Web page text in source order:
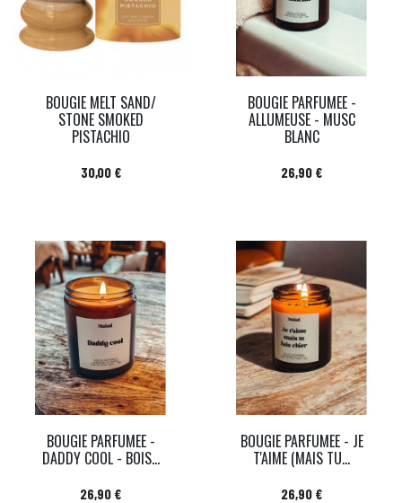
BOUGIE MELT SAND/
STONE SMOKED
PISTACHIO
Prix
30,00 €
BOUGIE PARFUMEE -
ALLUMEUSE - MUSC
BLANC
Prix
26,90 €
BOUGIE PARFUMEE -
DADDY COOL - BOIS...
Prix
26,90 €
BOUGIE PARFUMEE - JE
T'AIME (MAIS TU...
Prix
26,90 €